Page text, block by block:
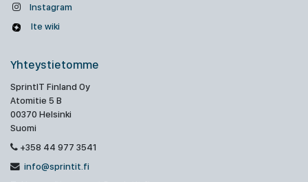
Instagram
Ite wiki
Yhteystietomme
SprintIT Finland Oy
Atomitie 5 B
00370 Helsinki
Suomi
+358 44 977 3541
info@sprintit.fi